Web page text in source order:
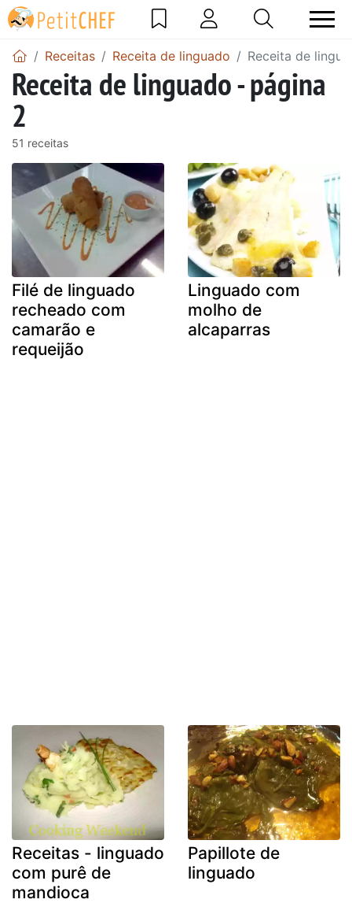
Receitas Receita de linguado Receita de
Receita de linguado - página
2
51 receitas
Filé de linguado
recheado com
camarão e
requeijão
Linguado com
molho de
alcaparras
Receitas - linguado
com purê de
mandioca
Papillote de
linguado